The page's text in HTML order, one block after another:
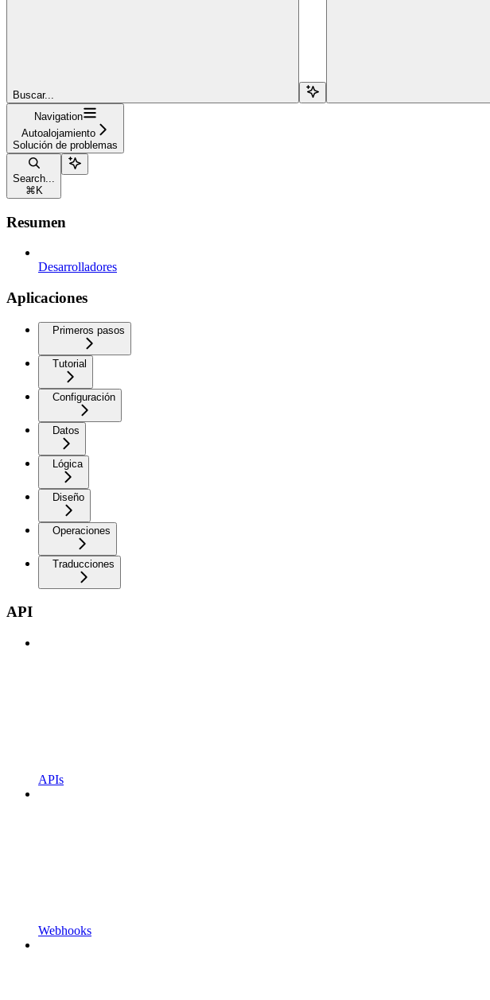
Buscar...
Navigation
Autoalojamiento
Solución de problemas
Search...
⌘ K
Resumen
Desarrolladores
Aplicaciones
Primeros pasos
Tutorial
Configuración
Datos
Lógica
Diseño
Operaciones
Traducciones
API
APIs
Webhooks